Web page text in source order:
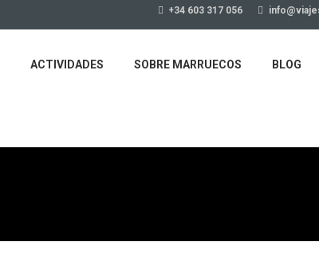
+34 603 317 056
ACTIVIDADES SOBRE MARRUECOS BLOG